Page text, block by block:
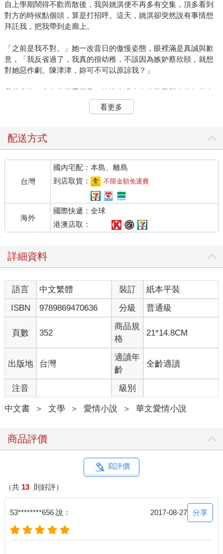
自上學期鬧得不歡而散後，我與姚淇便不再多有交集，頂多看到
對方的時候點個頭，算是打招呼。這天，姚淇卻突然說有事情想
拜託我，把我帶到走廊上。
「之前是我不對。」她一改昔日的傲慢姿態，眼裡滿是真誠與歉
意，「我反省過了，我真的很幼稚，不該因為嫉妒蔡欣頤，就想
對她惡作劇。陳津津，妳可不可以原諒我？」
我很意外，也有些措手不及，姚淇表現出來的樣子與先前相差太
大，我注意到她甚至不再用「菜瓜布」這個帶有貶義的綽號來稱
呼蔡欣頤，而且那三個總是跟在姚淇身後的女生今天竟然都沒出
「……我已經跟她們絕交了，因為她們又提議要欺負蔡欣頤，可
是我不想再做這種事，所以出言相勸，沒想到她們很生氣，說我
變得好無聊，不願意再跟我一起了。」她面色黯淡。
我半信半疑，「那妳想拜託我什麼事？」
姚淇抬頭，用無比真誠的口吻說：「我想和蔡欣頤做朋友，妳能
她說幾句話。」
我微微皺眉，「為什麼妳不自己去約她？」
「我沒跟蔡欣頤說過話，而且我覺得，蔡欣頤應該知道之前我不
太喜歡她，要是我約她私下談話，也許她會懷疑我是不是想找她
我沒有作聲，只是定定地望著姚淇，坦白說，我並不完全信任
「陳津津，我是說真的，今後我真的想跟蔡欣頤好好相處。可是
如果我突然當著眾人的面過去找她，她一定會嚇得立刻跑開。」
姚淇話聲誠懇，漂亮的面容浮現一絲愧色，「我知道之前我的所
作所為很過分，所以妳才會不肯相信我，假如妳不放心，妳也可
姚淇的轉變實在令我備感意外。
可能她真的已經改過自新了吧，我確實被她的所言打動。
於是下一堂下課，我走到蔡欣頤的座位旁邊，告訴她姚淇約她在
自習課的時候去音樂教室單獨談話。
蔡欣頤似乎也知道過去姚淇很看不慣她，一聽我這麼說，她驚訝
之餘，神色明顯流露出不安。直到我表明自己願意陪同她前去
時，她才鬆了一口氣，唇角微微彎起。
看更多
配送方式
台灣
國內宅配：本島、離島
到店取貨：
不限金額免運費
海外
國際快遞：全球
港澳店取：
詳細資料
語言 中文繁體 裝訂
紙本平裝
ISBN
9789869470636 分級 普通級
頁數 352
商品規
格
21*14.8CM
出版地 台灣
適讀年
齡
全齡適讀
注音 級別
中文書 ＞ 文學 ＞ 愛情小說 ＞ 華文愛情小說
商品評價
寫評價
（共 13 則好評）
53********656 說： 2017-08-27 分享